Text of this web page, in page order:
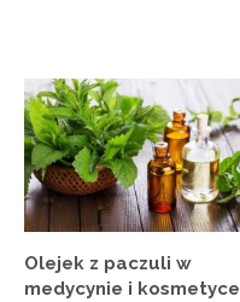
Olejek z paczuli w
medycynie i kosmetyce